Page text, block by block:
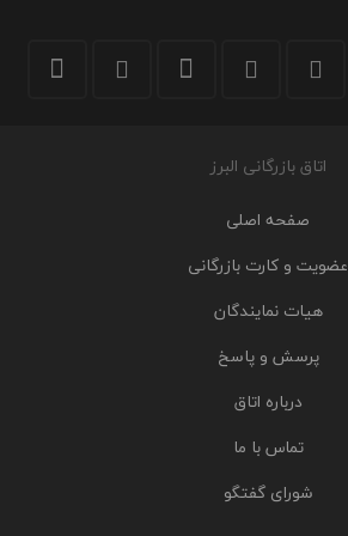
اتاق بازرگانی البرز
صفحه اصلی
عضویت و کارت بازرگانی
هیات نمایندگان
پرسش و پاسخ
درباره اتاق
تماس با ما
شورای گفتگو